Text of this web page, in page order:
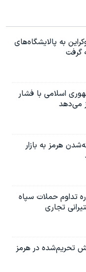
به پالایشگاه‌های
اسلامی با فشار
می‌دهد
هرمز به بازار
تداوم حملات سپاه
تجاری